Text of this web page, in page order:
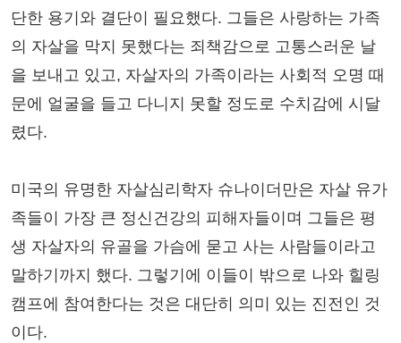
단한 용기와 결단이 필요했다. 그들은 사랑하는 가족
의 자살을 막지 못했다는 죄책감으로 고통스러운 날
을 보내고 있고, 자살자의 가족이라는 사회적 오명 때
문에 얼굴을 들고 다니지 못할 정도로 수치감에 시달
렸다.
미국의 유명한 자살심리학자 슈나이더만은 자살 유가
족들이 가장 큰 정신건강의 피해자들이며 그들은 평
생 자살자의 유골을 가슴에 묻고 사는 사람들이라고
말하기까지 했다. 그렇기에 이들이 밖으로 나와 힐링
캠프에 참여한다는 것은 대단히 의미 있는 진전인 것
이다.